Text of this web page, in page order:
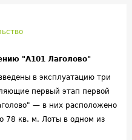
"А101 Лаголово"
в эксплуатацию три
первый этап первой
— в них расположено
78 кв. м. Лоты в одном из